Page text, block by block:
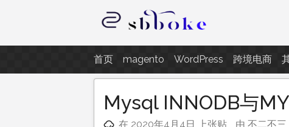
至
内
容
记录跨境电商独立站开发遇到的点点
首页 magento WordPress 跨境电商
Mysql INNODB与
在 2020年4月4日 上张贴 由不二不三